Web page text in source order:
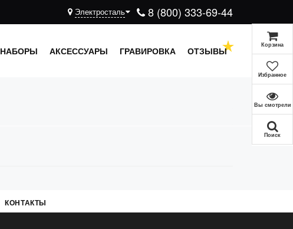
8 (800) 333-69-44
Электросталь
НАБОРЫ АКСЕССУАРЫ ГРАВИРОВКА ОТЗЫВЫ
КОНТАКТЫ
Корзина
Избранное
Вы смотрели
Поиск